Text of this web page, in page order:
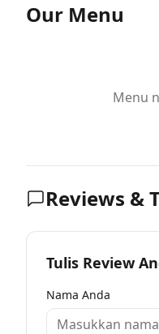
Our Menu
Menu
Reviews &
Tulis Review
Nama Anda